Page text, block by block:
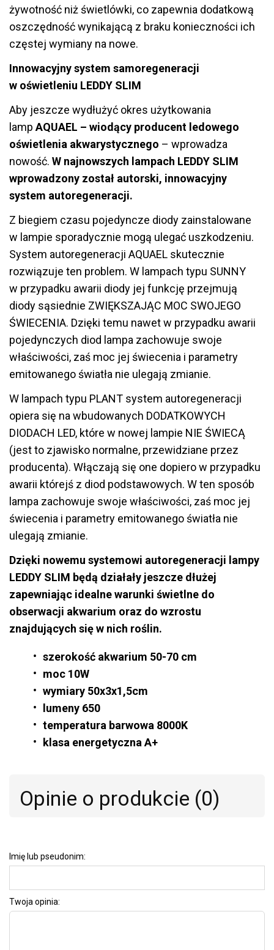
żywotność niż świetlówki, co zapewnia dodatkową
oszczędność wynikającą z braku konieczności ich
częstej wymiany na nowe.
Innowacyjny system samoregeneracji
w oświetleniu LEDDY SLIM
Aby jeszcze wydłużyć okres użytkowania
lamp AQUAEL – wiodący producent ledowego
oświetlenia akwarystycznego – wprowadza
nowość. W najnowszych lampach LEDDY SLIM
wprowadzony został autorski, innowacyjny
system autoregeneracji.
Z biegiem czasu pojedyncze diody zainstalowane
w lampie sporadycznie mogą ulegać uszkodzeniu.
System autoregeneracji AQUAEL skutecznie
rozwiązuje ten problem. W lampach typu SUNNY
w przypadku awarii diody jej funkcję przejmują
diody sąsiednie ZWIĘKSZAJĄC MOC SWOJEGO
ŚWIECENIA. Dzięki temu nawet w przypadku awarii
pojedynczych diod lampa zachowuje swoje
właściwości, zaś moc jej świecenia i parametry
emitowanego światła nie ulegają zmianie.
W lampach typu PLANT system autoregeneracji
opiera się na wbudowanych DODATKOWYCH
DIODACH LED, które w nowej lampie NIE ŚWIECĄ
(jest to zjawisko normalne, przewidziane przez
producenta). Włączają się one dopiero w przypadku
awarii którejś z diod podstawowych. W ten sposób
lampa zachowuje swoje właściwości, zaś moc jej
świecenia i parametry emitowanego światła nie
ulegają zmianie.
Dzięki nowemu systemowi autoregeneracji lampy
LEDDY SLIM będą działały jeszcze dłużej
zapewniając idealne warunki świetlne do
obserwacji akwarium oraz do wzrostu
znajdujących się w nich roślin.
szerokość akwarium 50-70 cm
moc 10W
wymiary 50x3x1,5cm
lumeny 650
temperatura barwowa 8000K
klasa energetyczna A+
Opinie o produkcie (0)
Imię lub pseudonim:
Twoja opinia: